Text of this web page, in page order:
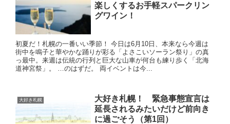
楽しくするお手軽スパークリン
グワイン！
初夏だ！札幌の一番いい季節！ 今日は6月10日、本来なら今週は
街中を鳴子と華やかな踊りが彩る「よさこいソーラン祭り」の真
っ最中。来週は伝統の行列と巨大な山車が何台も練り歩く「北海
道神宮祭」。 …のはずだ。 両イベントは今...
大好き札幌
大好き札幌！ 緊急事態宣言は
延長されるみたいだけど前向き
に過ごそう（第1回）